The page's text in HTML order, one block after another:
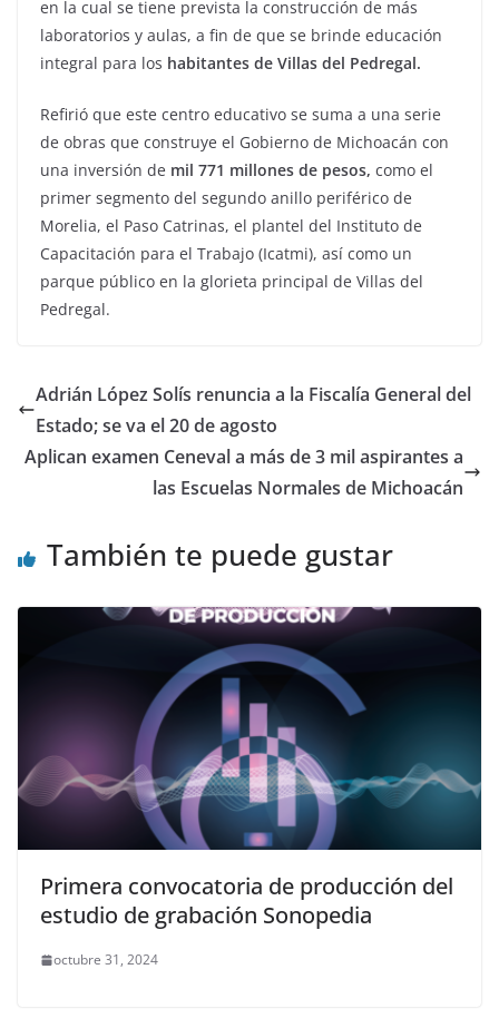
en la cual se tiene prevista la construcción de más
laboratorios y aulas, a fin de que se brinde educación
integral para los habitantes de Villas del Pedregal.
Refirió que este centro educativo se suma a una serie
de obras que construye el Gobierno de Michoacán con
una inversión de mil 771 millones de pesos, como el
primer segmento del segundo anillo periférico de
Morelia, el Paso Catrinas, el plantel del Instituto de
Capacitación para el Trabajo (Icatmi), así como un
parque público en la glorieta principal de Villas del
Pedregal.
Adrián López Solís renuncia a la Fiscalía General del
Estado; se va el 20 de agosto
Aplican examen Ceneval a más de 3 mil aspirantes a
las Escuelas Normales de Michoacán
También te puede gustar
Primera convocatoria de producción del
estudio de grabación Sonopedia
octubre 31, 2024